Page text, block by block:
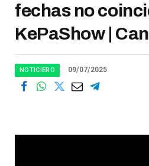
fechas no
KePaShow |
NOTICIERO 09/07/2025